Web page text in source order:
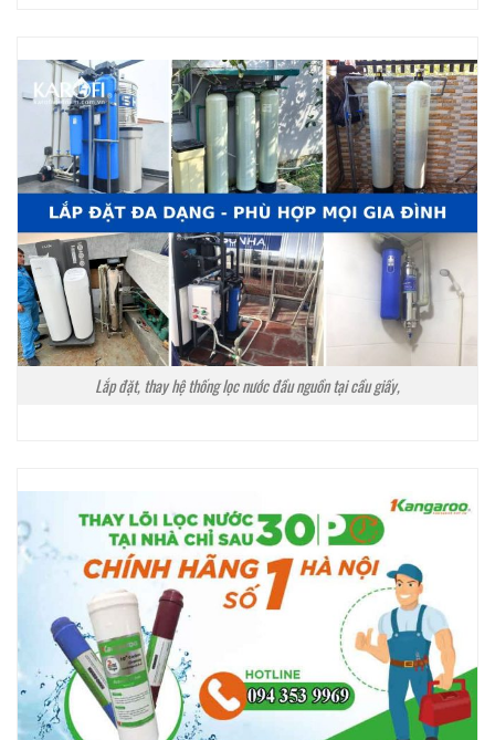
Lắp đặt, thay hệ thống lọc nước đầu nguồn tại cầu giấy,